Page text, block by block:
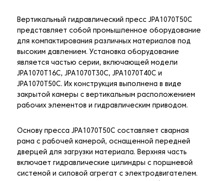
Вертикальный гидравлический пресс JPA1070T50C
представляет собой промышленное оборудование
для компактирования различных материалов под
высоким давлением. Установка оборудование
является частью серии, включающей модели
JPA1070T16C, JPA1070T30C, JPA1070T40C и
JPA1070T50C. Их конструкция выполнена в виде
закрытой камеры с вертикальным расположением
рабочих элементов и гидравлическим приводом.
Основу пресса JPA1070T50C составляет сварная
рама с рабочей камерой, оснащенной передней
дверцей для загрузки материала. Верхняя часть
включает гидравлические цилиндры с поршневой
системой и силовой агрегат с электродвигателем.